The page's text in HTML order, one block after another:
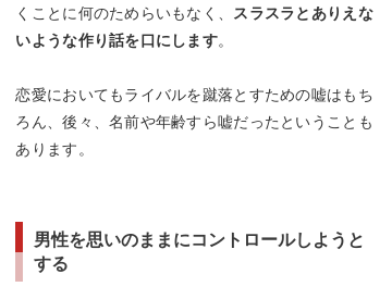
くことに何のためらいもなく、 スラスラとありえな
いような作り話を口にします。
恋愛においてもライバルを蹴落とすための嘘はもち
ろん、後々、名前や年齢すら嘘だったということも
あります。
男性を思いのままにコントロールしようと
する